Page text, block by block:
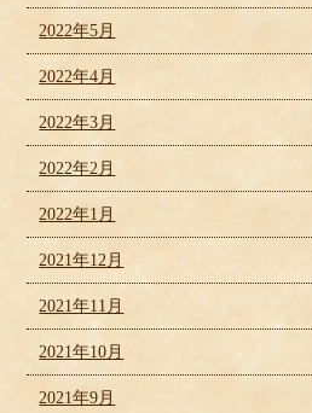
2022年5月
2022年4月
2022年3月
2022年2月
2022年1月
2021年12月
2021年11月
2021年10月
2021年9月